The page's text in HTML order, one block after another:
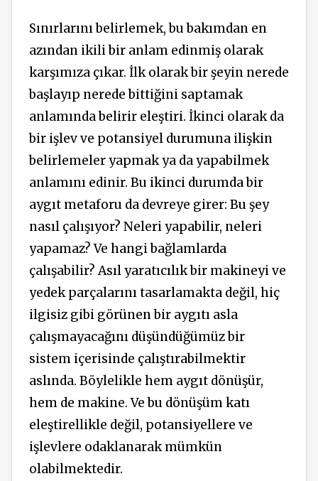
Sınırlarını belirlemek, bu bakımdan en
azından ikili bir anlam edinmiş olarak
karşımıza çıkar. İlk olarak bir şeyin nerede
başlayıp nerede bittiğini saptamak
anlamında belirir eleştiri. İkinci olarak da
bir işlev ve potansiyel durumuna ilişkin
belirlemeler yapmak ya da yapabilmek
anlamını edinir. Bu ikinci durumda bir
aygıt metaforu da devreye girer: Bu şey
nasıl çalışıyor? Neleri yapabilir, neleri
yapamaz? Ve hangi bağlamlarda
çalışabilir? Asıl yaratıcılık bir makineyi ve
yedek parçalarını tasarlamakta değil, hiç
ilgisiz gibi görünen bir aygıtı asla
çalışmayacağını düşündüğümüz bir
sistem içerisinde çalıştırabilmektir
aslında. Böylelikle hem aygıt dönüşür,
hem de makine. Ve bu dönüşüm katı
eleştirellikle değil, potansiyellere ve
işlevlere odaklanarak mümkün
olabilmektedir.